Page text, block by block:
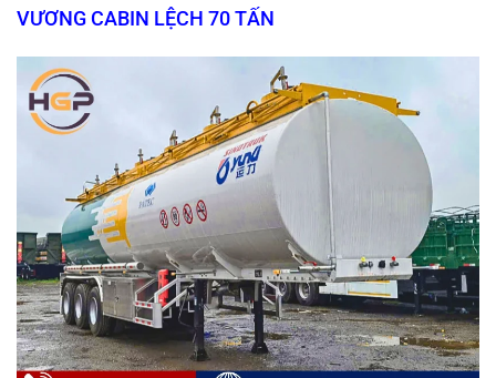
VƯƠNG CABIN LỆCH 70 TẤN